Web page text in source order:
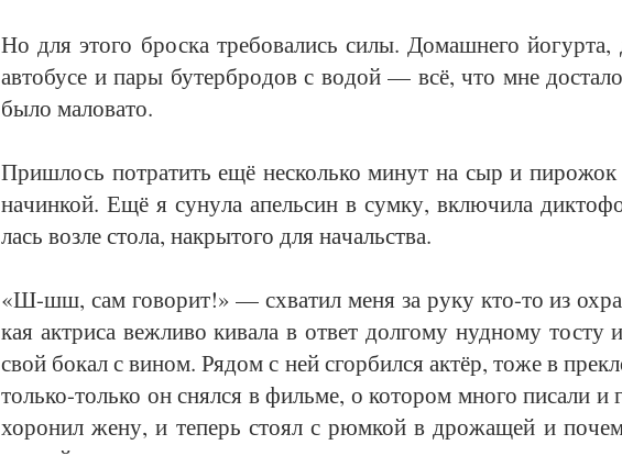
Но для это­го брос­ка тре­бо­ва­лись си­лы. До­маш­не­го йо­гур­та,
ав­то­бу­се и па­ры бу­тер­бро­дов с во­дой — всё, что мне
бы­ло ма­ло­ва­то.
При­шлось по­тра­тить ещё не­сколь­ко ми­нут на сыр и пи­ро­жок
на­чин­кой. Ещё я су­ну­ла апель­син в сум­ку, вклю­чи­ла
лась воз­ле сто­ла, на­кры­то­го для на­чальст­ва.
«Ш-шш, сам го­во­рит!» — схва­тил ме­ня за ру­ку кто-то из
кая ак­три­са веж­ли­во ки­ва­ла в от­вет дол­го­му нуд­но­му тос­ту
свой бо­кал с ви­ном. Ря­дом с ней сгор­бил­ся ак­тёр, то­же в
толь­ко-толь­ко он снял­ся в филь­ме, о ко­то­ром мно­го пи­са­ли
хо­ро­нил же­ну, и те­перь сто­ял с рюм­кой в дро­жа­щей и